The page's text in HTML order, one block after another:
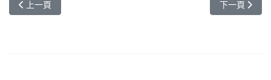
上一篇文章: 元智管理學院勇奪第13屆「全國大專校院倫理個案分
上一頁 下一篇文章:
下一頁